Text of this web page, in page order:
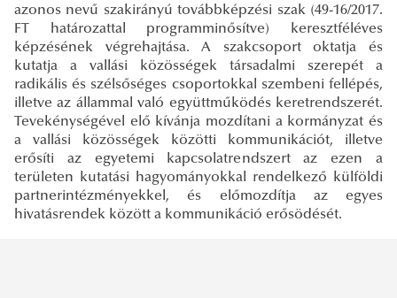
azonos nevű szakirányú továbbképzési szak (49-16/2017.
FT határozattal programminősítve) keresztféléves
képzésének végrehajtása. A szakcsoport oktatja és
kutatja a vallási közösségek társadalmi szerepét a
radikális és szélsőséges csoportokkal szembeni fellépés,
illetve az állammal való együttműködés keretrendszerét.
Tevekénységével elő kívánja mozdítani a kormányzat és
a vallási közösségek közötti kommunikációt, illetve
erősíti az egyetemi kapcsolatrendszert az ezen a
területen kutatási hagyományokkal rendelkező külföldi
partnerintézményekkel, és előmozdítja az egyes
hivatásrendek között a kommunikáció erősödését.